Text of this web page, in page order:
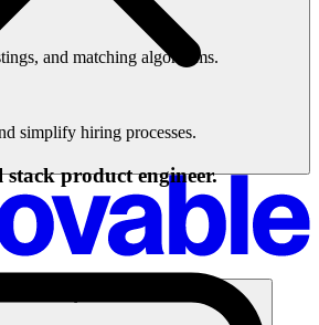
and matching algorithms.
simplify hiring processes.
product engineer.